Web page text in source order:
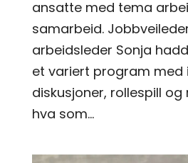
ansatte med tema
samarbeid.
arbeidsleder Sonja
et variert program med
diskusjoner, rollespill
hva som...